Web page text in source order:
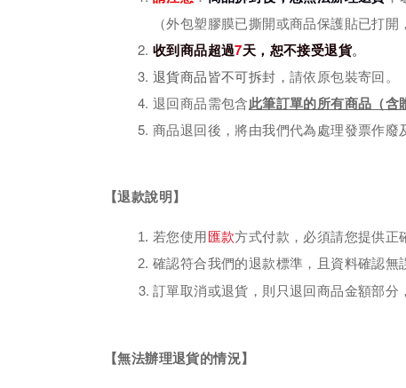
（外包塑膠膜已撕開或商品保護貼已打開
收到商品超過7天，恕不接受退貨。
退貨商品皆不可拆封， 請依原包裝寄回。
退回商品需包含此筆訂單的所有商品（含
商品退回後，將由我們代為處理發票作廢
【退款說明】
若您使用匯款方式付款，必須請您提供正
確認符合我們的退款標準，且資料確認無
訂單取消或退貨，則只退回商品金額部分
【無法辦理退貨的情況】